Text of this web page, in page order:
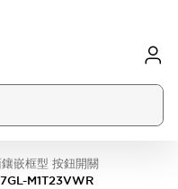
嵌框型 按鈕開關
M1T23VWR